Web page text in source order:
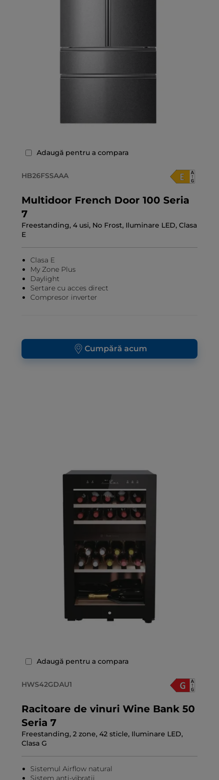
Adaugă pentru a compara
HB26FSSAAA
Multidoor French Door 100 Seria
7
Freestanding, 4 usi, No Frost, Iluminare LED, Clasa
E
Clasa E
My Zone Plus
Daylight
Sertare cu acces direct
Compresor inverter
Cumpără acum
Adaugă pentru a compara
HWS42GDAU1
Racitoare de vinuri Wine Bank 50
Seria 7
Freestanding, 2 zone, 42 sticle, Iluminare LED,
Clasa G
Sistemul Airflow natural
Sistem anti-vibratii